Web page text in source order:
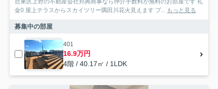
金0 屋上テラスからスカイツリー隅田川花火見えます プ...
もっと見る
募集中の部屋
401
16.9万円
4階 / 40.17㎡ / 1LDK